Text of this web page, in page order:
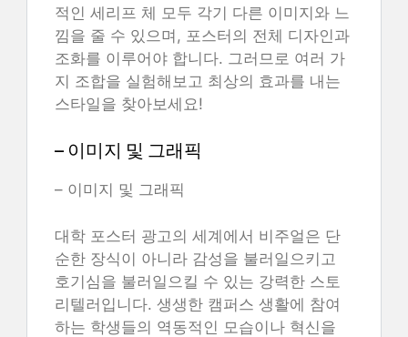
적인 세리프 체 모두 각기 다른 이미지와 느
낌을 줄 수 있으며, 포스터의 전체 디자인과
조화를 이루어야 합니다. 그러므로 여러 가
지 조합을 실험해보고 최상의 효과를 내는
스타일을 찾아보세요!
– 이미지 및 그래픽
– 이미지 및 그래픽
대학 포스터 광고의 세계에서 비주얼은 단
순한 장식이 아니라 감성을 불러일으키고
호기심을 불러일으킬 수 있는 강력한 스토
리텔러입니다. 생생한 캠퍼스 생활에 참여
하는 학생들의 역동적인 모습이나 혁신을